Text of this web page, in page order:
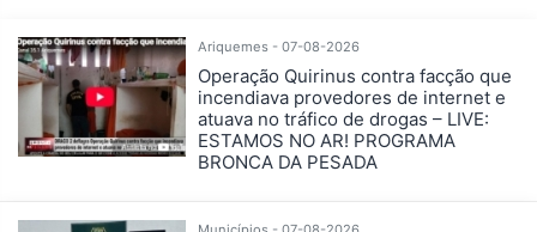
Ariquemes - 07-08-2026
Operação Quirinus contra facção que
incendiava provedores de internet e
atuava no tráfico de drogas – LIVE:
ESTAMOS NO AR! PROGRAMA
BRONCA DA PESADA